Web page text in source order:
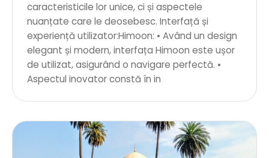
caracteristicile lor unice, ci și aspectele
nuanțate care le deosebesc. Interfață și
experiență utilizator:Himoon: • Având un design
elegant și modern, interfața Himoon este ușor
de utilizat, asigurând o navigare perfectă. •
Aspectul inovator constă în in